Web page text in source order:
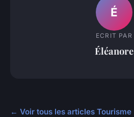
É
ECRIT PAR
Éléanore
← Voir tous les articles Tourisme